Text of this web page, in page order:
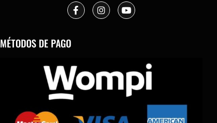
MÉTODOS DE PAGO